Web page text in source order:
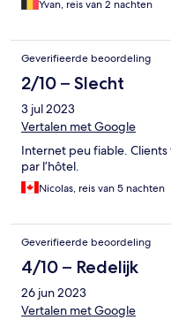
s'Avonds veel ratten op
balie, weinig gemotiveerd
Yvan, reis van 2 nachten
Geverifieerde beoordeling
2/10 – Slecht
3 jul 2023
Vertalen met Google
Internet peu fiable.
par l’hôtel.
Nicolas, reis van 5 nachten
Geverifieerde beoordeling
4/10 – Redelijk
26 jun 2023
Vertalen met Google